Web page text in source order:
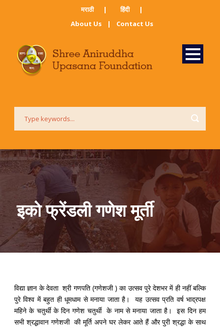
मराठी ​ | हिंदी​
|
About Us
| Contact Us
इको फ्रेंडली गणेश मूर्ती
विद्या ज्ञान के देवता श्री गणपति (गणेशजी ) का उत्सव पुरे देशभर में ही नहीं बल्कि
पुरे विश्व में बहुत ही धूमधाम से मनाया जाता है। यह उत्सव प्रति वर्ष भाद्रपक्ष
महिने के चतुर्थी के दिन गणेश चतुर्थी के नाम से मनाया जाता है। इस दिन हम
सभी श्रद्धावान गणेशजी की मूर्ति अपने घर लेकर आते हैं और पुरी श्रद्धा के साथ